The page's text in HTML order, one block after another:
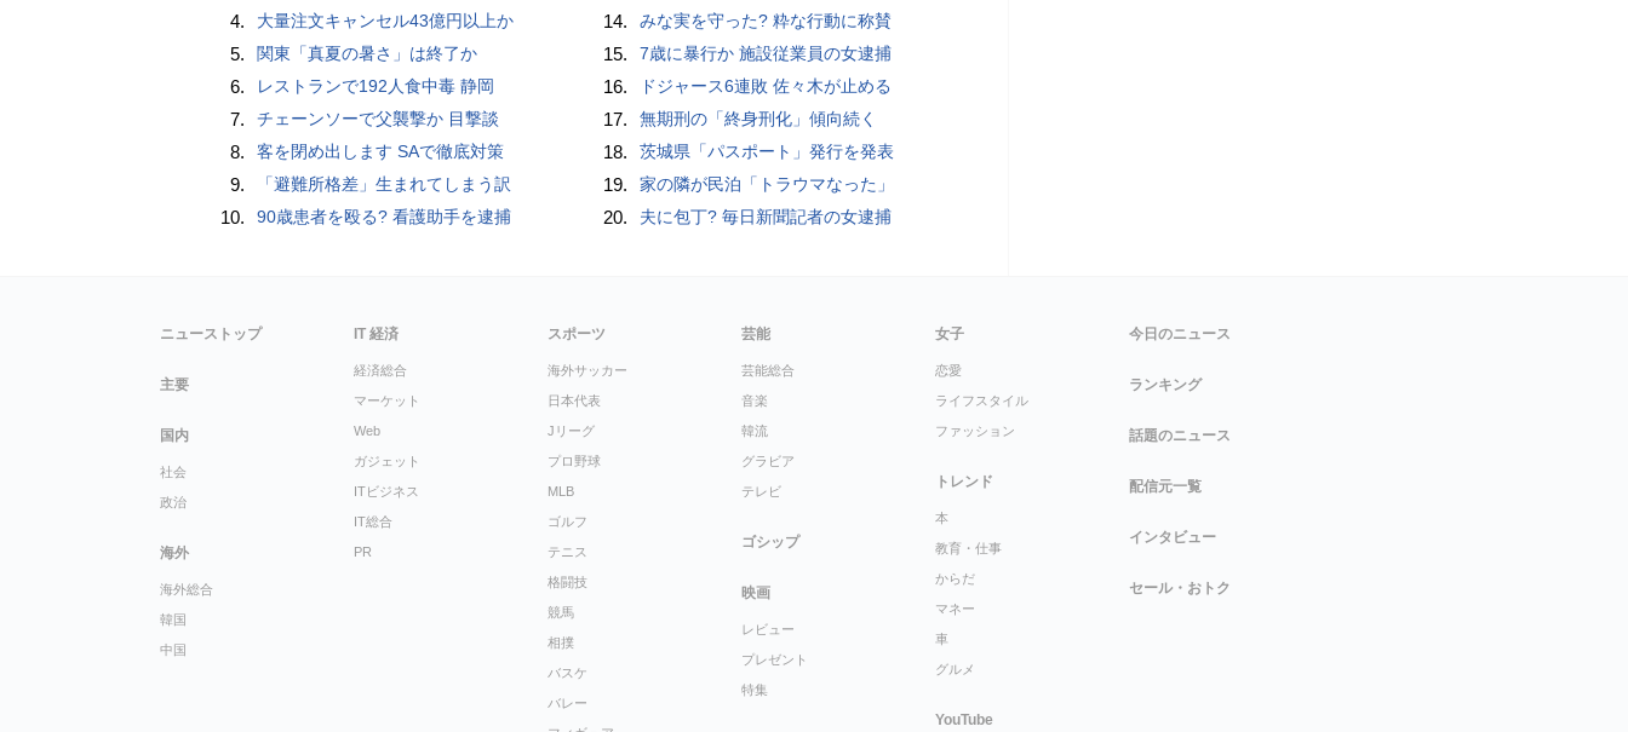
4. 大量注文キャンセル43億円以上か
5. 関東「真夏の暑さ」は終了か
6. レストランで192人食中毒 静岡
7. チェーンソーで父襲撃か 目撃談
8. 客を閉め出します SAで徹底対策
9. 「避難所格差」生まれてしまう訳
10. 90歳患者を殴る? 看護助手を逮捕
14. みな実を守った? 粋な行動に称賛
15. 7歳に暴行か 施設従業員の女逮捕
16. ドジャース6連敗 佐々木が止める
17. 無期刑の「終身刑化」傾向続く
18. 茨城県「パスポート」発行を発表
19. 家の隣が民泊「トラウマなった」
20. 夫に包丁? 毎日新聞記者の女逮捕
ニューストップ
主要
国内
社会
政治
海外
海外総合
韓国
中国
IT 経済
経済総合
マーケット
Web
ガジェット
ITビジネス
IT総合
PR
スポーツ
海外サッカー
日本代表
Jリーグ
プロ野球
MLB
ゴルフ
テニス
格闘技
競馬
相撲
バスケ
バレー
芸能
芸能総合
音楽
韓流
グラビア
テレビ
ゴシップ
映画
レビュー
プレゼント
特集
女子
恋愛
ライフスタイル
ファッション
トレンド
本
教育・仕事
からだ
マネー
車
グルメ
YouTube
今日のニュース
ランキング
話題のニュース
配信元一覧
インタビュー
セール・おトク